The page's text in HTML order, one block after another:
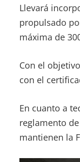
Llevará
propulsado
máxima de
Con el
con el
En cuanto a
reglamento
mantienen la